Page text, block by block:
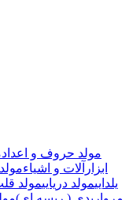
مولد حروف و اعداد
ابزارآلات و اشیاء
یلداییمولد دریاییمولد